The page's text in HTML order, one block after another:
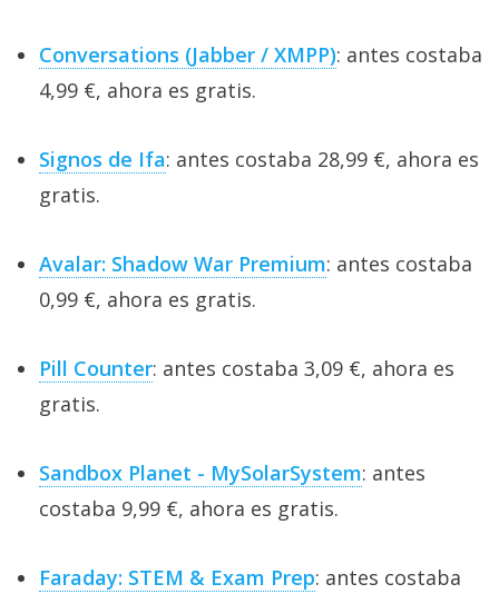
Conversations (Jabber / XMPP): antes costaba
4,99 €, ahora es gratis.
Signos de Ifa: antes costaba 28,99 €, ahora es
gratis.
Avalar: Shadow War Premium: antes costaba
0,99 €, ahora es gratis.
Pill Counter: antes costaba 3,09 €, ahora es
gratis.
Sandbox Planet - MySolarSystem: antes
costaba 9,99 €, ahora es gratis.
Faraday: STEM & Exam Prep: antes costaba